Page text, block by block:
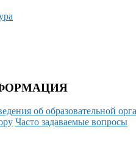
об образовательной
Часто задаваемые вопросы